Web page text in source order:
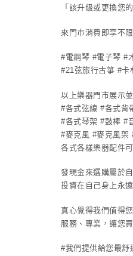
「該升級或更換您
來門市消費即享不
#電鋼琴 #電子琴 #
#21弦旅行古箏 #卡
以上樂器門市展示
#各式弦線 #各式背
#各式琴架 #鼓棒 #
#麥克風 #麥克風架
各式各樣樂器配件
發現金來選購屬於
投資在自己身上永
真心覺得我們值得
服務、專業，讓您
#我們提供給您最舒